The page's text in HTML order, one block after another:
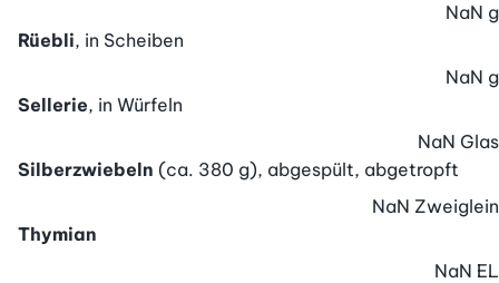
Rüebli, in Scheiben
NaN g
Sellerie, in Würfeln
NaN g
Silberzwiebeln (ca. 380 g), abgespült, abgetropft
NaN Glas
Thymian
NaN Zweiglein
NaN EL